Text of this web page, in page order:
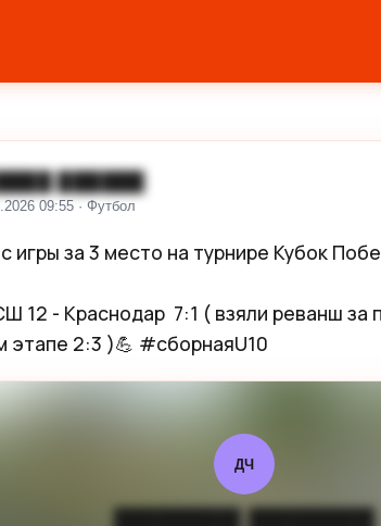
██████
09:55 · Футбол
игры за 3 место на турнире Кубок
12 - Краснодар  7:1 ( взяли реванш за
этапе 2:3 )💪 #сборнаяU10
ДЧ